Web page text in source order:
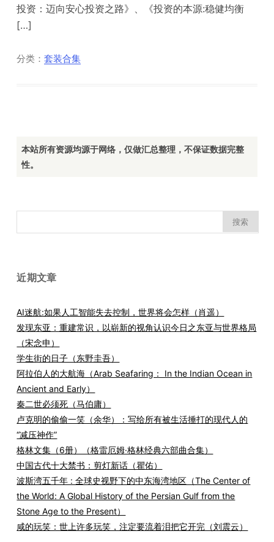
投资：迈向安心投资之路》、《投资的本源:稳健均衡
[…]
分类：套装合集
本站所有资源均源于网络，仅做汇总整理，不保证数据完整
性。
索：
近期文章
AI迷航:如果人工智能失去控制，世界将会怎样（肖遥）
发现东亚：重建常识，以崭新的视角认识今日之东亚与世界格局
（宋念申）
学生街的日子（东野圭吾）
阿拉伯人的大航海（Arab Seafaring： In the Indian Ocean in
Ancient and Early）
秦二世必须死（马伯庸）
卢克明的偷偷一笑（余华）：写给所有被生活捶打的现代人的
“减压神作”
格林文集（6册）（格雷厄姆·格林经典六部曲合集）
中国古代十大禁书：剪灯新话（瞿佑）
波斯湾五千年 : 全球史视野下的中东海湾地区（The Center of
the World: A Global History of the Persian Gulf from the
Stone Age to the Present）
咸的玩笑：世上许多玩笑，注定要流着泪把它开完（刘震云）